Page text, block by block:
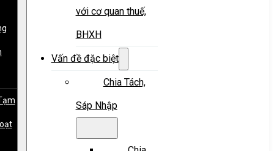
với cơ quan thuế,
BHXH
Vấn đề đặc biệt
Chia Tách,
Sáp Nhập